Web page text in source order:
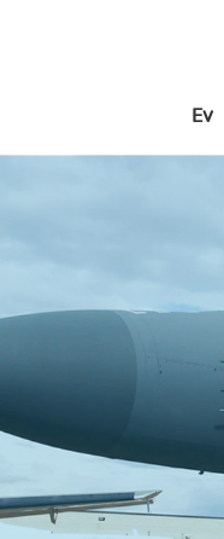
Ev